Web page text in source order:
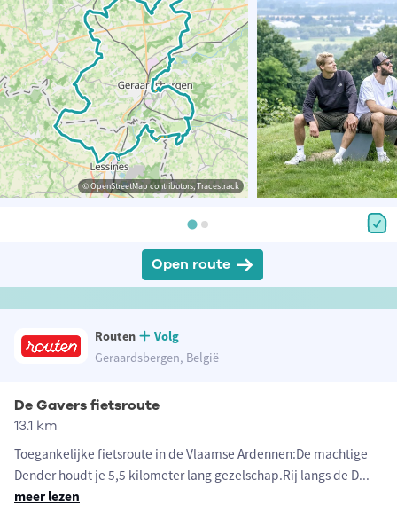
© OpenStreetMap contributors, Tracestrack
Open route
Routen
Volg
Geraardsbergen, België
De Gavers fietsroute
13.1 km
Toegankelijke fietsroute in de Vlaamse Ardennen:De machtige
Dender houdt je 5,5 kilometer lang gezelschap.Rij langs de D...
meer lezen